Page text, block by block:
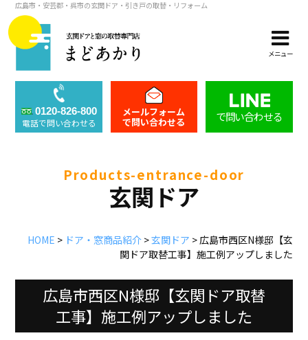
広島市・安芸郡・呉市の玄関ドア・引き戸の取替・リフォーム
メニュー
0120-826-800
電話で問い合わせる
メールフォーム
で問い合わせる で問い合わせる
products-entrance-door
玄関ドア
HOME > ドア・窓商品紹介>玄関ドア > 広島市西区N様邸【玄
関ドア取替工事】施工例アップしました
広島市西区N様邸【玄関ドア取替
工事】施工例アップしました